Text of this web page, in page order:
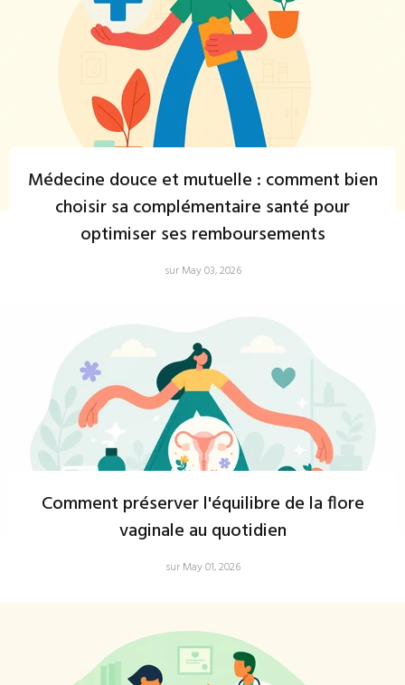
Médecine douce et mutuelle : comment bien
choisir sa complémentaire santé pour
optimiser ses remboursements
sur May 03, 2026
Comment préserver l'équilibre de la flore
vaginale au quotidien
sur May 01, 2026